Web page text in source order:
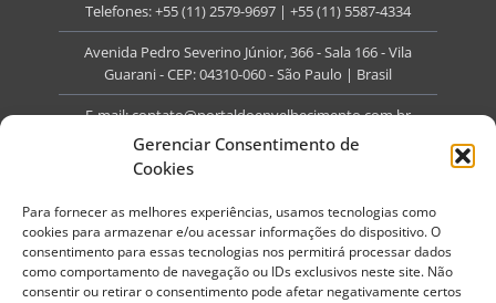
Gerenciar Consentimento de
Cookies
Para fornecer as melhores experiências, usamos tecnologias como
cookies para armazenar e/ou acessar informações do dispositivo. O
consentimento para essas tecnologias nos permitirá processar dados
como comportamento de navegação ou IDs exclusivos neste site. Não
consentir ou retirar o consentimento pode afetar negativamente certos
Telefones:+55 (11) 2579-9697 | +55 (11) 5587-4334
Avenida Pedro Severino Júnior, 366 - Sala 166 - Vila
Guarani - CEP: 04310-060 - São Paulo | Brasil
E-mail:contato@portaldoenvelhecimento.com.br
Website:portaldoenvelhecimento.com.br